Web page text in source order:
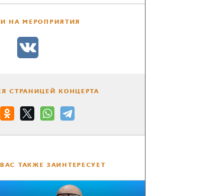
НА МЕРОПРИЯТИЯ
СТРАНИЦЕЙ КОНЦЕРТА
ТАКЖЕ ЗАИНТЕРЕСУЕТ